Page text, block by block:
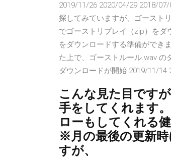
2019/11/26 2020/04/29 2018/
探してみていますが、ゴースト
でゴーストリプレイ（zip）をダ
をダウンロードする準備ができ
た上で、ゴーストルール.wav の
ダウンロードが開始 2019/11/14
こんな見た目です
手をしてくれます
ローもしてくれる
※月の最後の更新
すが、